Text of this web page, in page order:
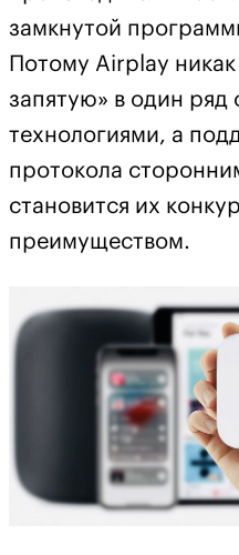
замкнутой
Потому Airplay
запятую» в один
технологиями, а
протокола
становится их
преимуществом.